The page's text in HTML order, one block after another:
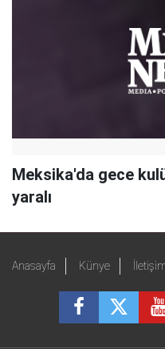
Meksika'da gece
yaralı
Anasayfa Künye